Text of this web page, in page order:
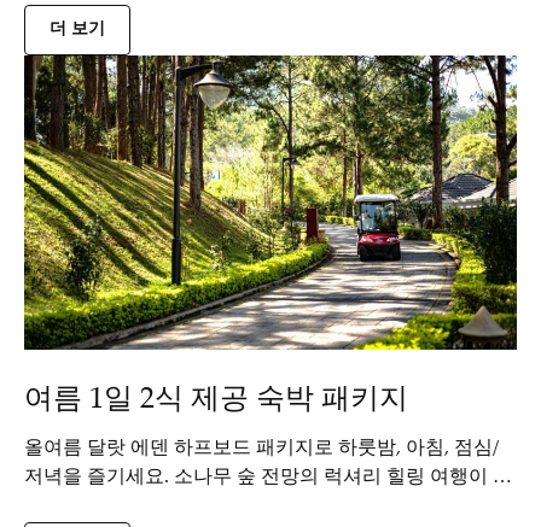
더 보기
여름 1일 2식 제공 숙박 패키지
올여름 달랏 에덴 하프보드 패키지로 하룻밤, 아침, 점심/
저녁을 즐기세요. 소나무 숲 전망의 럭셔리 힐링 여행이 여